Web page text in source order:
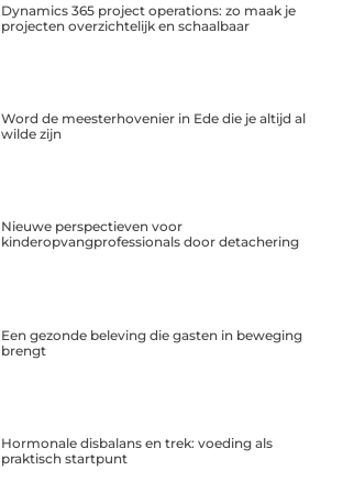
Dynamics 365 project operations: zo maak je
projecten overzichtelijk en schaalbaar
Word de meesterhovenier in Ede die je altijd al
wilde zijn
Nieuwe perspectieven voor
kinderopvangprofessionals door detachering
Een gezonde beleving die gasten in beweging
brengt
Hormonale disbalans en trek: voeding als
praktisch startpunt